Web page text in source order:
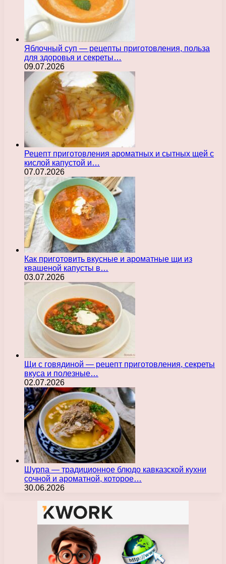
Яблочный суп — рецепты приготовления, польза
для здоровья и секреты…
09.07.2026
Рецепт приготовления ароматных и сытных щей с
кислой капустой и…
07.07.2026
Как приготовить вкусные и ароматные щи из
квашеной капусты в…
03.07.2026
Щи с говядиной — рецепт приготовления, секреты
вкуса и полезные…
02.07.2026
Шурпа — традиционное блюдо кавказской кухни
сочной и ароматной, которое…
30.06.2026